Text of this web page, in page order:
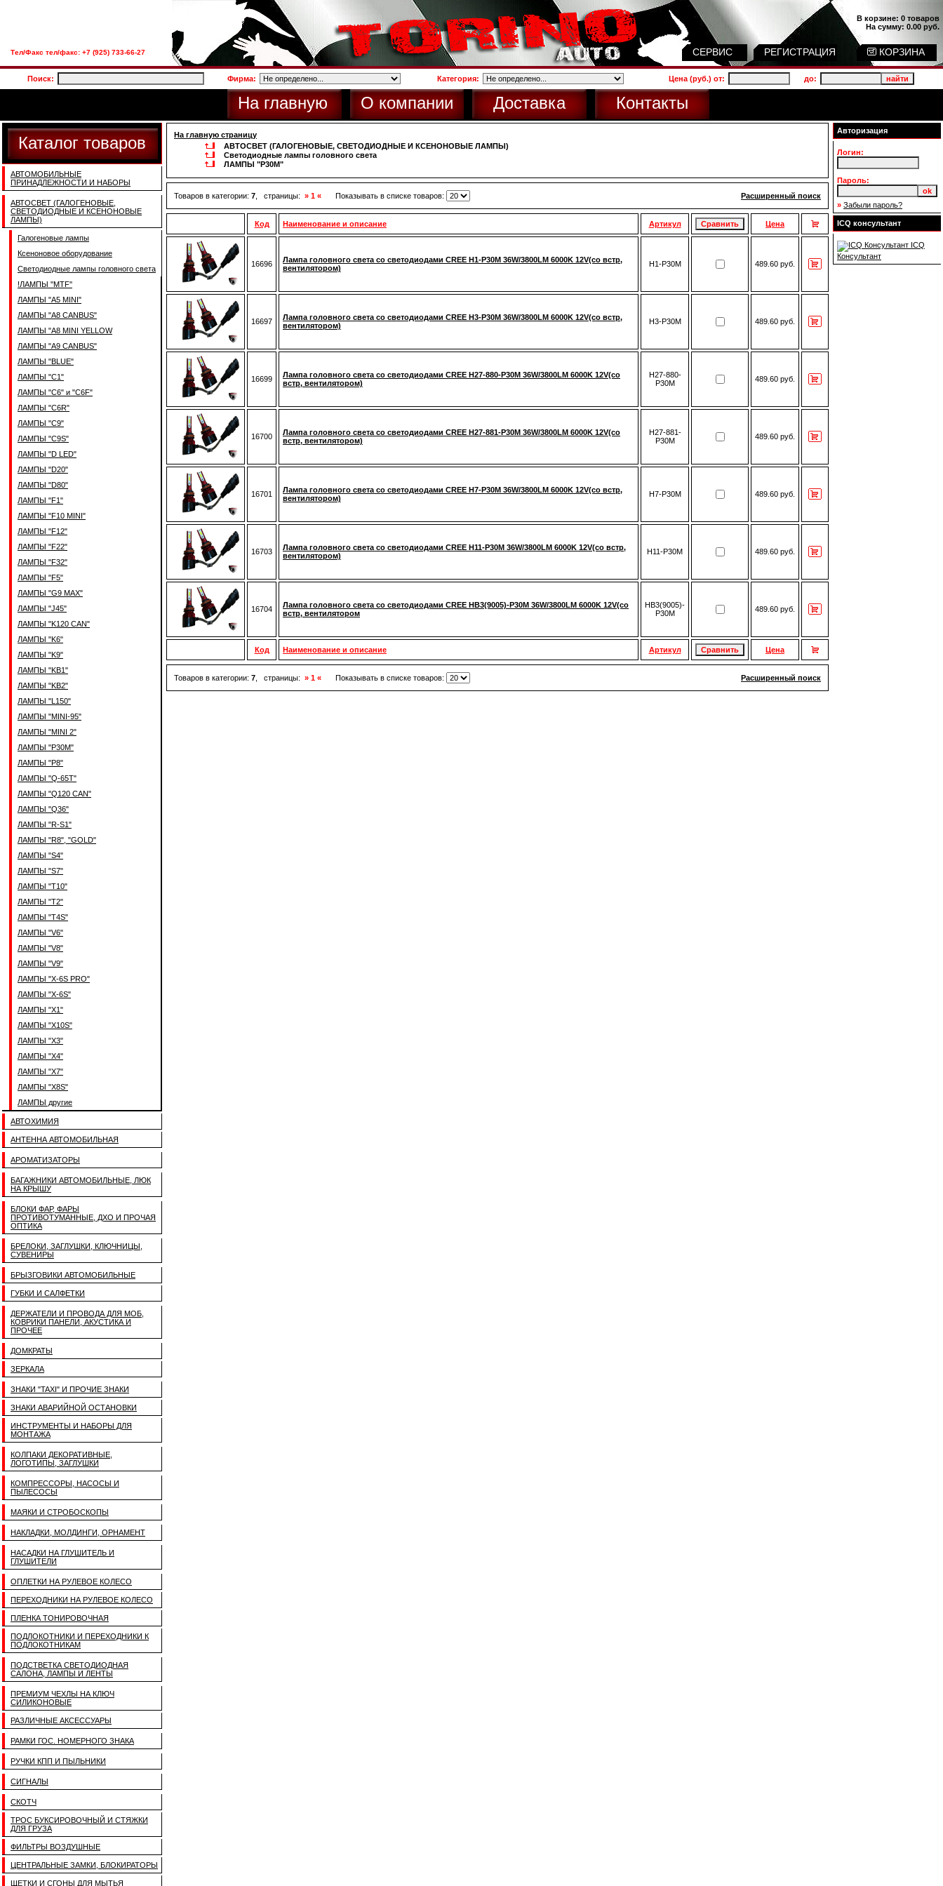
В корзине: 0 товаров
На сумму: 0.00 руб.
Тел/Факс тел/факс: +7 (925) 733-66-27 СЕРВИС РЕГИСТРАЦИЯ КОРЗИНА
Поиск: Фирма: Категория: Цена (руб.) от: до:
На главную О компании Доставка Контакты
Каталог товаров
АВТОМОБИЛЬНЫЕ
ПРИНАДЛЕЖНОСТИ И НАБОРЫ
АВТОСВЕТ (ГАЛОГЕНОВЫЕ,
СВЕТОДИОДНЫЕ И КСЕНОНОВЫЕ
ЛАМПЫ)
Галогеновые лампы
Ксеноновое оборудование
Светодиодные лампы головного света
!ЛАМПЫ ''MTF''
ЛАМПЫ "A5 MINI"
ЛАМПЫ "A8 CANBUS"
ЛАМПЫ "A8 MINI YELLOW
ЛАМПЫ "A9 CANBUS"
ЛАМПЫ "BLUE"
ЛАМПЫ "C1"
ЛАМПЫ "C6" и "C6F"
ЛАМПЫ "C6R"
ЛАМПЫ "C9"
ЛАМПЫ "C9S"
ЛАМПЫ "D LED"
ЛАМПЫ "D20"
ЛАМПЫ "D80"
ЛАМПЫ "F1"
ЛАМПЫ "F10 MINI"
ЛАМПЫ "F12"
ЛАМПЫ "F22"
ЛАМПЫ "F32"
ЛАМПЫ "F5"
ЛАМПЫ "G9 MAX"
ЛАМПЫ "J45"
ЛАМПЫ "K120 CAN"
ЛАМПЫ "K6"
ЛАМПЫ "K9"
ЛАМПЫ "KB1"
ЛАМПЫ "KB2"
ЛАМПЫ "L150"
ЛАМПЫ "MINI-95"
ЛАМПЫ "MINI 2"
ЛАМПЫ "P30M"
ЛАМПЫ "P8"
ЛАМПЫ "Q-65T"
ЛАМПЫ "Q120 CAN"
ЛАМПЫ "Q36"
ЛАМПЫ "R-S1"
ЛАМПЫ "R8", "GOLD"
ЛАМПЫ "S4"
ЛАМПЫ "S7"
ЛАМПЫ "T10"
ЛАМПЫ "T2"
ЛАМПЫ "T4S"
ЛАМПЫ "V6"
ЛАМПЫ "V8"
ЛАМПЫ "V9"
ЛАМПЫ "X-6S PRO"
ЛАМПЫ "X-6S"
ЛАМПЫ "X1"
ЛАМПЫ "X10S"
ЛАМПЫ "X3"
ЛАМПЫ "X4"
ЛАМПЫ "X7"
ЛАМПЫ "X8S"
ЛАМПЫ другие
АВТОХИМИЯ
АНТЕННА АВТОМОБИЛЬНАЯ
АРОМАТИЗАТОРЫ
БАГАЖНИКИ АВТОМОБИЛЬНЫЕ, ЛЮК
НА КРЫШУ
БЛОКИ ФАР, ФАРЫ
ПРОТИВОТУМАННЫЕ, ДХО И ПРОЧАЯ
ОПТИКА
БРЕЛОКИ, ЗАГЛУШКИ, КЛЮЧНИЦЫ,
СУВЕНИРЫ
БРЫЗГОВИКИ АВТОМОБИЛЬНЫЕ
ГУБКИ И САЛФЕТКИ
ДЕРЖАТЕЛИ И ПРОВОДА ДЛЯ МОБ,
КОВРИКИ ПАНЕЛИ, АКУСТИКА И
ПРОЧЕЕ
ДОМКРАТЫ
ЗЕРКАЛА
ЗНАКИ "TAXI" И ПРОЧИЕ ЗНАКИ
ЗНАКИ АВАРИЙНОЙ ОСТАНОВКИ
ИНСТРУМЕНТЫ И НАБОРЫ ДЛЯ
МОНТАЖА
КОЛПАКИ ДЕКОРАТИВНЫЕ,
ЛОГОТИПЫ, ЗАГЛУШКИ
КОМПРЕССОРЫ, НАСОСЫ И
ПЫЛЕСОСЫ
МАЯКИ И СТРОБОСКОПЫ
НАКЛАДКИ, МОЛДИНГИ, ОРНАМЕНТ
НАСАДКИ НА ГЛУШИТЕЛЬ И
ГЛУШИТЕЛИ
ОПЛЕТКИ НА РУЛЕВОЕ КОЛЕСО
ПЕРЕХОДНИКИ НА РУЛЕВОЕ КОЛЕСО
ПЛЕНКА ТОНИРОВОЧНАЯ
ПОДЛОКОТНИКИ И ПЕРЕХОДНИКИ К
ПОДЛОКОТНИКАМ
ПОДСТВЕТКА СВЕТОДИОДНАЯ
САЛОНА, ЛАМПЫ И ЛЕНТЫ
ПРЕМИУМ ЧЕХЛЫ НА КЛЮЧ
СИЛИКОНОВЫЕ
РАЗЛИЧНЫЕ АКСЕССУАРЫ
РАМКИ ГОС. НОМЕРНОГО ЗНАКА
РУЧКИ КПП И ПЫЛЬНИКИ
СИГНАЛЫ
СКОТЧ
ТРОС БУКСИРОВОЧНЫЙ И СТЯЖКИ
ДЛЯ ГРУЗА
ФИЛЬТРЫ ВОЗДУШНЫЕ
ЦЕНТРАЛЬНЫЕ ЗАМКИ, БЛОКИРАТОРЫ
ЩЕТКИ И СГОНЫ ДЛЯ МЫТЬЯ
На главную страницу
АВТОСВЕТ (ГАЛОГЕНОВЫЕ, СВЕТОДИОДНЫЕ И КСЕНОНОВЫЕ ЛАМПЫ)
Светодиодные лампы головного света
ЛАМПЫ "P30M"
Товаров в категории: 7 , страницы: » 1 « Показывать в списке товаров: Расширенный поиск
Код Наименование и описание Артикул Цена
16696
Лампа головного света со светодиодами CREE H1-P30M 36W/3800LM 6000K 12V(со встр,
вентилятором)
H1-P30M 489.60 руб.
16697
Лампа головного света со светодиодами CREE H3-P30M 36W/3800LM 6000K 12V(со встр,
вентилятором)
H3-P30M 489.60 руб.
16699
Лампа головного света со светодиодами CREE H27-880-P30M 36W/3800LM 6000K 12V(со
встр, вентилятором)
H27-880-
P30M
489.60 руб.
16700
Лампа головного света со светодиодами CREE H27-881-P30M 36W/3800LM 6000K 12V(со
встр, вентилятором)
H27-881-
P30M
489.60 руб.
16701
Лампа головного света со светодиодами CREE H7-P30M 36W/3800LM 6000K 12V(со встр,
вентилятором)
H7-P30M 489.60 руб.
16703
Лампа головного света со светодиодами CREE H11-P30M 36W/3800LM 6000K 12V(со встр,
вентилятором)
H11-P30M 489.60 руб.
16704
Лампа головного света со светодиодами CREE HB3(9005)-P30M 36W/3800LM 6000K 12V(со
встр, вентилятором
HB3(9005)-
P30M
489.60 руб.
Код Наименование и описание Артикул Цена
Товаров в категории: 7 , страницы: » 1 « Показывать в списке товаров: Расширенный поиск
Авторизация
Логин:
Пароль:
» Забыли пароль?
ICQ консультант
ICQ
Консультант